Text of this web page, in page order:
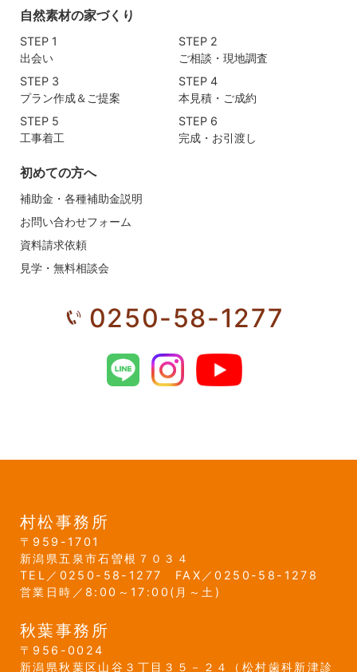
自然素材の家づくり
STEP 1
出会い
STEP 2
ご相談・現地調査
STEP 3
プラン作成＆ご提案
STEP 4
本見積・ご成約
STEP 5
工事着工
STEP 6
完成・お引渡し
初めての方へ
補助金・各種補助金説明
お問い合わせフォーム
資料請求依頼
見学・無料相談会
0250-58-1277
村松事務所
959-1701
新潟県五泉市石曽根７０３４
0250-58-1277
0250-58-1278
営業日時／8:00～17:00(月～土)
秋葉事務所
956-0024
新潟県秋葉区山谷３丁目３５－２４ （松村歯科新津診